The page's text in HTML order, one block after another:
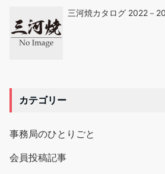
三河焼カタログ 2022－
カテゴリー
事務局のひとりごと
会員投稿記事